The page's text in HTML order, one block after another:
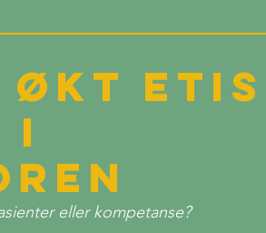
økt
i
eller kompetanse?